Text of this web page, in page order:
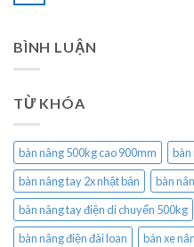
BÌNH LUẬN
TỪ KHÓA
bàn nâng 500kg cao 900mm bàn
bàn nâng tay 2x nhật bản
bàn
bàn nâng tay điện di chuyển 500kg
bàn nâng điện đài loan
bán xe